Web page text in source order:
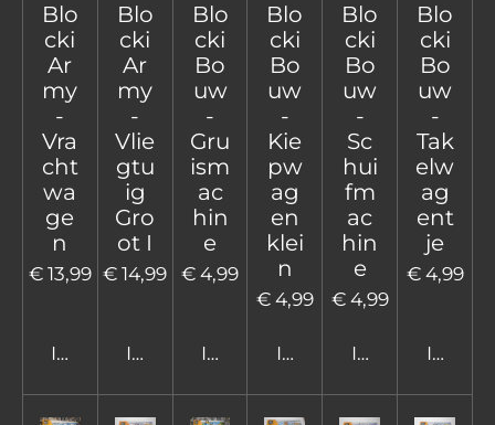
Blo
cki
Ar
my
-
Vra
cht
wa
ge
n
€ 13,99
In winkelwagen
Blo
cki
Ar
my
-
Vlie
gtu
ig
Gro
ot I
€ 14,99
In winkelwagen
Blo
cki
Bo
uw
-
Gru
ism
ac
hin
e
€ 4,99
In winkelwagen
Blo
cki
Bo
uw
-
Kie
pw
ag
en
klei
n
€ 4,99
In winkelwagen
Blo
cki
Bo
uw
-
Sc
hui
fm
ac
hin
e
€ 4,99
In
Blo
cki
Bo
uw
-
Tak
elw
ag
ent
je
€ 4,99
In